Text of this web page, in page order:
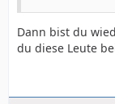
Dann bist du
du diese Leute